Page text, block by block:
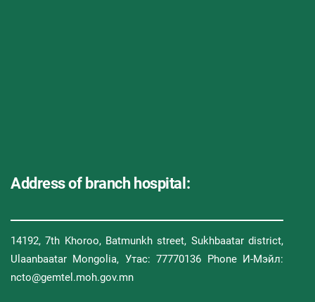
Address of branch hospital:
14192, 7th Khoroo, Batmunkh street, Sukhbaatar district,
Ulaanbaatar Mongolia, Утас: 77770136 Phone И-Мэйл:
ncto@gemtel.moh.gov.mn